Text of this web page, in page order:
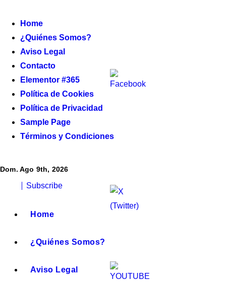
contenido
Home
¿Quiénes Somos?
Aviso Legal
Contacto
Elementor #365
Política de Cookies
Política de Privacidad
Sample Page
Términos y Condiciones
Dom. Ago 9th, 2026
Subscribe
Home
¿Quiénes Somos?
Aviso Legal